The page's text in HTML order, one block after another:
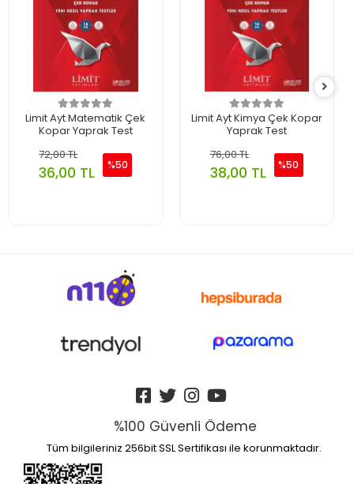
Limit Ayt Matematik Çek
Kopar Yaprak Test
72,00 TL
36,00 TL %50
Limit Ayt Kimya Çek Kopar
Yaprak Test
76,00 TL
38,00 TL %50
%100 Güvenli Ödeme
Tüm bilgileriniz 256bit SSL Sertifikası ile korunmaktadır.